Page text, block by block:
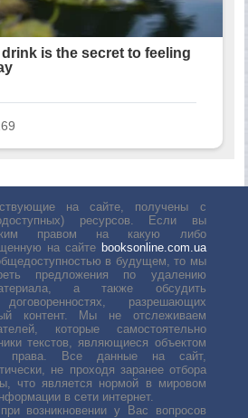
на сайте, получены с
ресурсов. Если вы
правом на какую либо
на сайте booksonline.com.ua
в будущем, то мы
предложения по удалению
а также обсудить
разрешающих
контент. Мы не отслеживаем
которые самостоятельно
текстов, являющиеся объектом
права. Все данные на сайт,
не проходя заранее отбора
что является нормой в мировом
в сети интернет.
возникновении у Вас вопросов